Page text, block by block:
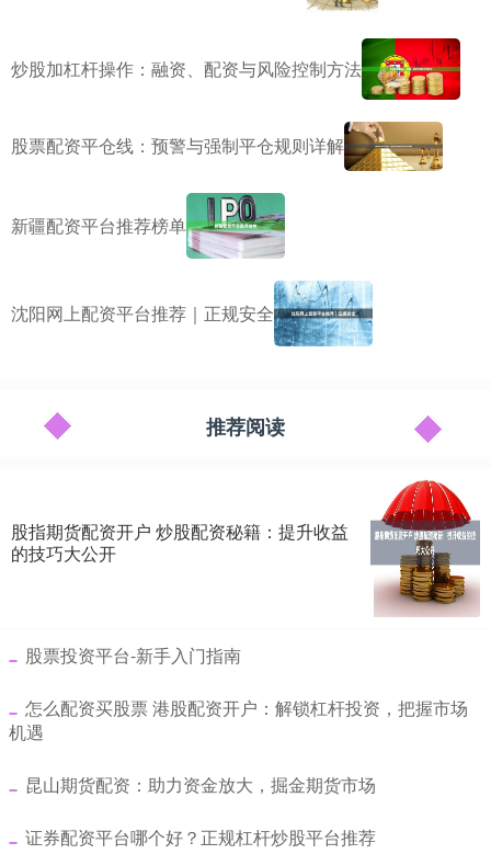
炒股加杠杆操作：融资、配资与风险控制方法
股票配资平仓线：预警与强制平仓规则详解
新疆配资平台推荐榜单
沈阳网上配资平台推荐｜正规安全
推荐阅读
股指期货配资开户 炒股配资秘籍：提升收益
的技巧大公开
​股票投资平台-新手入门指南
​怎么配资买股票 港股配资开户：解锁杠杆投资，把握市场
机遇
​昆山期货配资：助力资金放大，掘金期货市场
​证券配资平台哪个好？正规杠杆炒股平台推荐